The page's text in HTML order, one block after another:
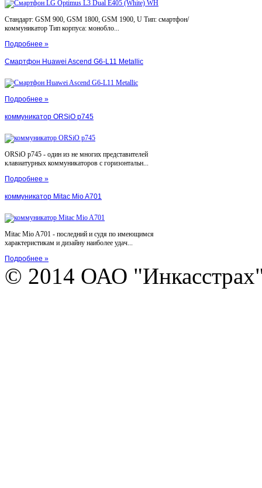
Стандарт: GSM 900, GSM 1800, GSM 1900, U Тип: смартфон/
коммуникатор Тип корпуса: монобло...
Подробнее »
Смартфон Huawei Ascend G6-L11 Metallic
Подробнее »
коммуникатор ORSiO p745
ORSiO p745 - один из не многих представителей
клавиатурных коммуникаторов с горизонтальн...
Подробнее »
коммуникатор Mitac Mio A701
Mitac Mio A701 - последний и судя по имеющимся
характеристикам и дизайну наиболее удач...
Подробнее »
© 2014 ОАО